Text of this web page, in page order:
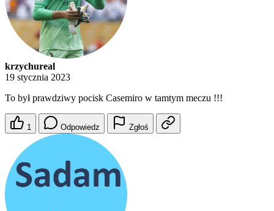
krzychureal
19 stycznia 2023
To był prawdziwy pocisk Casemiro w tamtym meczu !!!
1 Odpowiedz Zgłoś